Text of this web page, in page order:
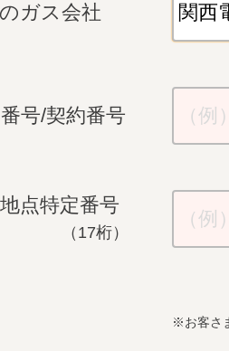
ガス会社
号/契約番号
点特定番号
（17桁）
お客さ